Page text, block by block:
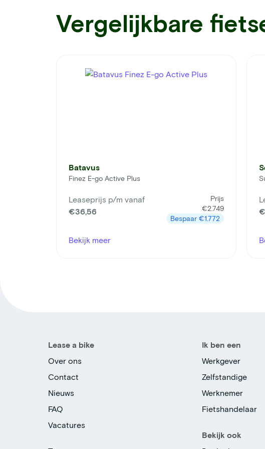
Vergelijkbare
Batavus
Finez E-go Active Plus
Leaseprijs p/m vanaf
€36,56
Prijs
€2.749
Bespaar €1.772
Bekijk meer
Lease a bike
Over ons
Contact
Nieuws
FAQ
Vacatures
Ik ben een
Werkgever
Zelfstandige
Werknemer
Fietshandelaar
Bekijk ook